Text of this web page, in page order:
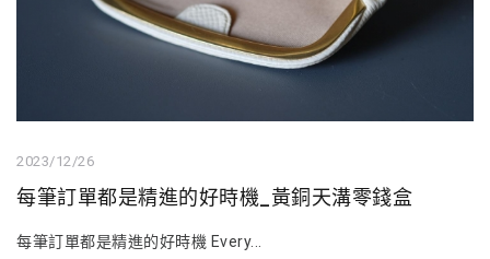
2023/12/26
每筆訂單都是精進的好時機_黃銅天溝零錢盒
每筆訂單都是精進的好時機 Every...